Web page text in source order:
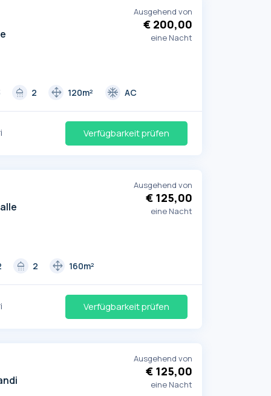
Ausgehend von
€ 200,00
eine Nacht
shower 2 drag_pan 120m² ac_unit AC
Verfügbarkeit prüfen
Ausgehend von
€ 125,00
eine Nacht
shower 2 drag_pan 160m²
Verfügbarkeit prüfen
Ausgehend von
€ 125,00
eine Nacht